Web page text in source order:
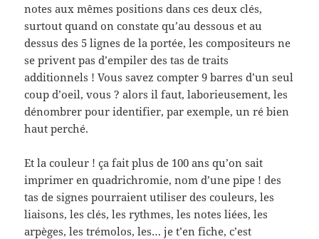
notes aux mêmes positions dans ces deux clés,
surtout quand on constate qu’au dessous et au
dessus des 5 lignes de la portée, les compositeurs ne
se privent pas d’empiler des tas de traits
additionnels ! Vous savez compter 9 barres d’un seul
coup d’oeil, vous ? alors il faut, laborieusement, les
dénombrer pour identifier, par exemple, un ré bien
haut perché.
Et la couleur ! ça fait plus de 100 ans qu’on sait
imprimer en quadrichromie, nom d’une pipe ! des
tas de signes pourraient utiliser des couleurs, les
liaisons, les clés, les rythmes, les notes liées, les
arpèges, les trémolos, les… je t’en fiche, c’est